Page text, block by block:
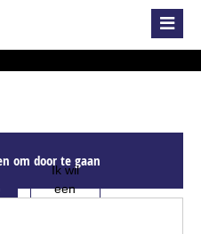
om door te gaan
Ik wil
een